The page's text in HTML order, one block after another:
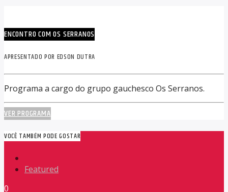
ENCONTRO COM OS SERRANOS
APRESENTADO POR EDSON DUTRA
Programa a cargo do grupo gauchesco Os Serranos.
VER PROGRAMA
VOCÊ TAMBÉM PODE GOSTAR
Featured
0